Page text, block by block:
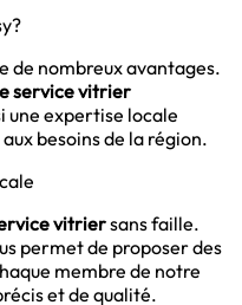
de nombreux avantages.
service vitrier
une expertise locale
besoins de la région.
vitriersans faille.
permet de proposer des
membre de notre
et de qualité.